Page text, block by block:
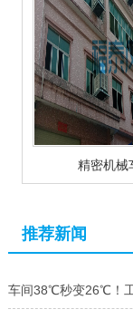
精密机械
推荐新闻
车间38℃秒变26℃！